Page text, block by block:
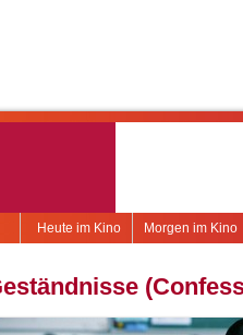
Morgen im Kino
Heute im Kino